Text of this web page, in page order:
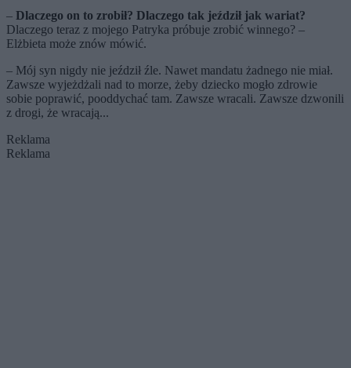
– Dlaczego on to zrobił? Dlaczego tak jeździł jak wariat?
Dlaczego teraz z mojego Patryka próbuje zrobić winnego? –
Elżbieta może znów mówić.
– Mój syn nigdy nie jeździł źle. Nawet mandatu żadnego nie miał.
Zawsze wyjeżdżali nad to morze, żeby dziecko mogło zdrowie
sobie poprawić, pooddychać tam. Zawsze wracali. Zawsze dzwonili
z drogi, że wracają...
Reklama
Reklama